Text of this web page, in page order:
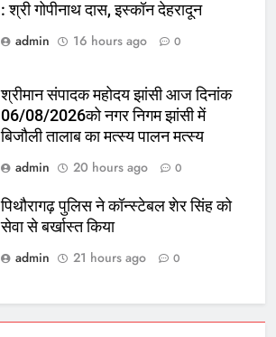
: श्री गोपीनाथ दास, इस्कॉन देहरादून
admin
16 hours ago 0
श्रीमान संपादक महोदय झांसी आज दिनांक
06/08/2026को नगर निगम झांसी में
बिजौली तालाब का मत्स्य पालन मत्स्य
admin
20 hours ago 0
पिथौरागढ़ पुलिस ने कॉन्स्टेबल शेर सिंह को
सेवा से बर्खास्त किया
admin
21 hours ago 0